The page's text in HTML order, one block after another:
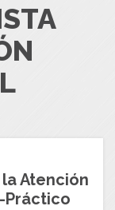
Atención
Práctico